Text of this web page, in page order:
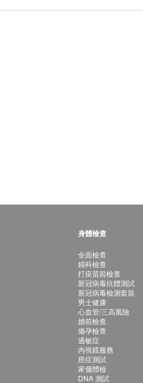
身體檢查
全面檢查
婦科檢查
打疫苗前檢查
新冠病毒抗體測試
新冠病毒檢測套裝
男士健康
心血管/三高風險
婚前檢查
備孕檢查
過敏症
內視鏡服務
癌症測試
家傭體檢
DNA 測試